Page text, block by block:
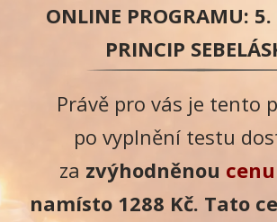
ONLINE PROGRAMU:
PRINCIP
Právě pro vás je tento
po vyplnění testu
za zvýhodněnou
namísto 1288 Kč. Tato